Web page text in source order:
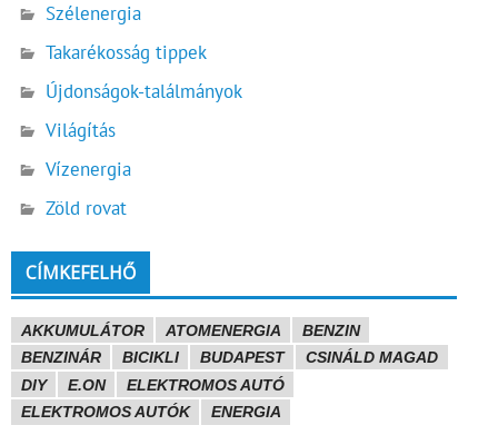
Szélenergia
Takarékosság tippek
Újdonságok-találmányok
Világítás
Vízenergia
Zöld rovat
CÍMKEFELHŐ
AKKUMULÁTOR ATOMENERGIA
BENZIN
BENZINÁR
BICIKLI BUDAPEST
CSINÁLD MAGAD
DIY
E.ON
ELEKTROMOS AUTÓ
ELEKTROMOS AUTÓK
ENERGIA